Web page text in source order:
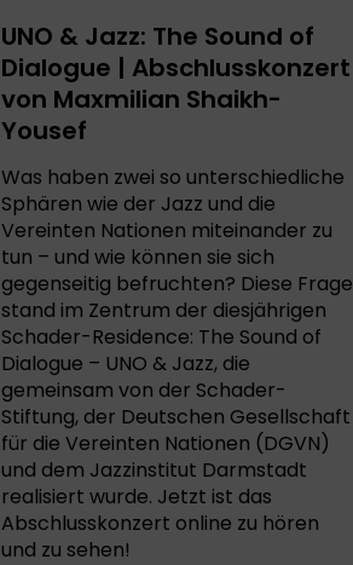
UNO & Jazz: The Sound of
Dialogue | Abschlusskonzert
von Maxmilian Shaikh-
Yousef
Was haben zwei so unterschiedliche
Sphären wie der Jazz und die
Vereinten Nationen miteinander zu
tun – und wie können sie sich
gegenseitig befruchten? Diese Frage
stand im Zentrum der diesjährigen
Schader-Residence: The Sound of
Dialogue – UNO & Jazz, die
gemeinsam von der Schader-
Stiftung, der Deutschen Gesellschaft
für die Vereinten Nationen (DGVN)
und dem Jazzinstitut Darmstadt
realisiert wurde. Jetzt ist das
Abschlusskonzert online zu hören
und zu sehen!